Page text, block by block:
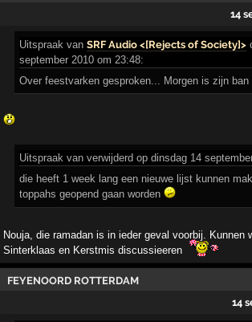
14
Uitspraak vanSRF Audio <[Rejects of Society]>
september 2010 om 23:48:
Over feestvarken gesproken... Morgen is zijn ban
Uitspraak van verwijderd op dinsdag 14
die heeft 1 week lang een nieuwe lijst kunnen
toppahs geopend gaan worden
Nouja, die ramadan is in ieder geval voorbij. Kunnen
Sinterklaas en Kerstmis discussieeren
FEYENOORD ROTTERDAM
14